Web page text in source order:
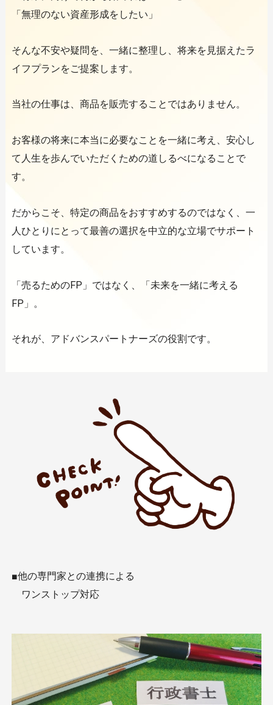
「無理のない資産形成をしたい」
そんな不安や疑問を、一緒に整理し、将来を見据えたラ
イフプランをご提案します。
当社の仕事は、商品を販売することではありません。
お客様の将来に本当に必要なことを一緒に考え、安心し
て人生を歩んでいただくための道しるべになることで
す。
だからこそ、特定の商品をおすすめするのではなく、一
人ひとりにとって最善の選択を中立的な立場でサポート
しています。
「売るためのFP」ではなく、「未来を一緒に考える
FP」。
それが、アドバンスパートナーズの役割です。
■他の専門家との連携による
ワンストップ対応